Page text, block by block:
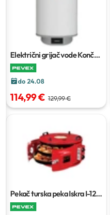
Električni grijač vode Končar
EGV50/802RM
do 24.08
114,99 € 129,99 €
Pekač turska peka Iskra I-12T
35 I